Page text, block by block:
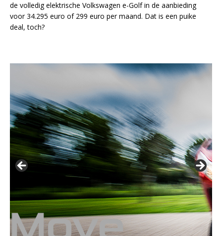
de volledig elektrische Volkswagen e-Golf in de aanbieding
voor 34.295 euro of 299 euro per maand. Dat is een puike
deal, toch?